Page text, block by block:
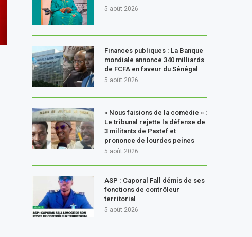
5 août 2026
Finances publiques : La Banque
mondiale annonce 340 milliards
de FCFA en faveur du Sénégal
5 août 2026
« Nous faisions de la comédie » :
Le tribunal rejette la défense de
3 militants de Pastef et
prononce de lourdes peines
5 août 2026
ASP : Caporal Fall démis de ses
fonctions de contrôleur
territorial
5 août 2026